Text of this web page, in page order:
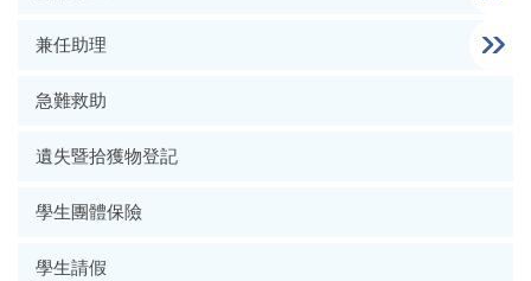
兼任助理
急難救助
遺失暨拾獲物登記
學生團體保險
學生請假